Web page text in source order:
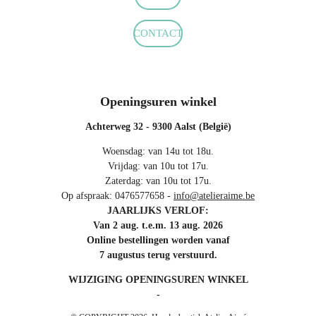
CONTACT
Openingsuren winkel
Achterweg 32 - 9300 Aalst (België)
Woensdag: van 14u tot 18u.
Vrijdag: van 10u tot 17u.
Zaterdag: van 10u tot 17u.
Op afspraak: 0476577658 - info@atelieraime.be
JAARLIJKS VERLOF:
Van 2 aug. t.e.m. 13 aug. 2026
Online bestellingen worden vanaf
7 augustus terug verstuurd.
WIJZIGING OPENINGSUREN WINKEL
-